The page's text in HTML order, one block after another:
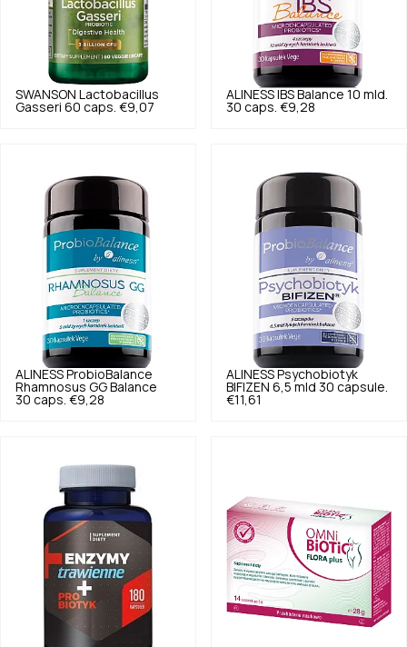
SWANSON
Lactobacillus
Gasseri 60 caps. €9,07
ALINESS IBS Balance 10 mld.
30 caps. €9,28
ALINESS ProbioBalance
Rhamnosus GG Balance
30 caps. €9,28
ALINESS Psychobiotyk
BIFIZEN 6,5 mld 30 capsule.
€11,61